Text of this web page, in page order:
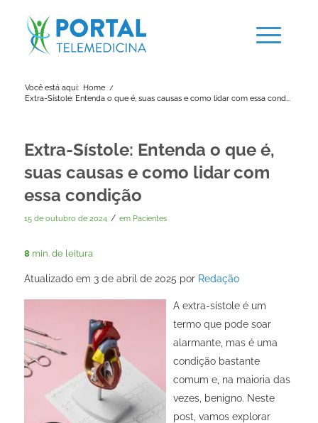
Você está aqui: Home /
Extra-Sístole: Entenda o que é, suas causas e como lidar com essa cond...
Extra-Sístole: Entenda o que é,
suas causas e como lidar com
essa condição
15 de outubro de 2024 / em Pacientes
8 min. de leitura
Atualizado em 3 de abril de 2025 por Redação
A extra-sístole é um
termo que pode soar
alarmante, mas é uma
condição bastante
comum e, na maioria das
vezes, benigno. Neste
post, vamos explorar